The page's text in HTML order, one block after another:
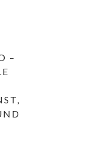
–